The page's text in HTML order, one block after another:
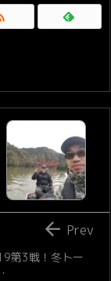
第3戦！冬トー
 Prev